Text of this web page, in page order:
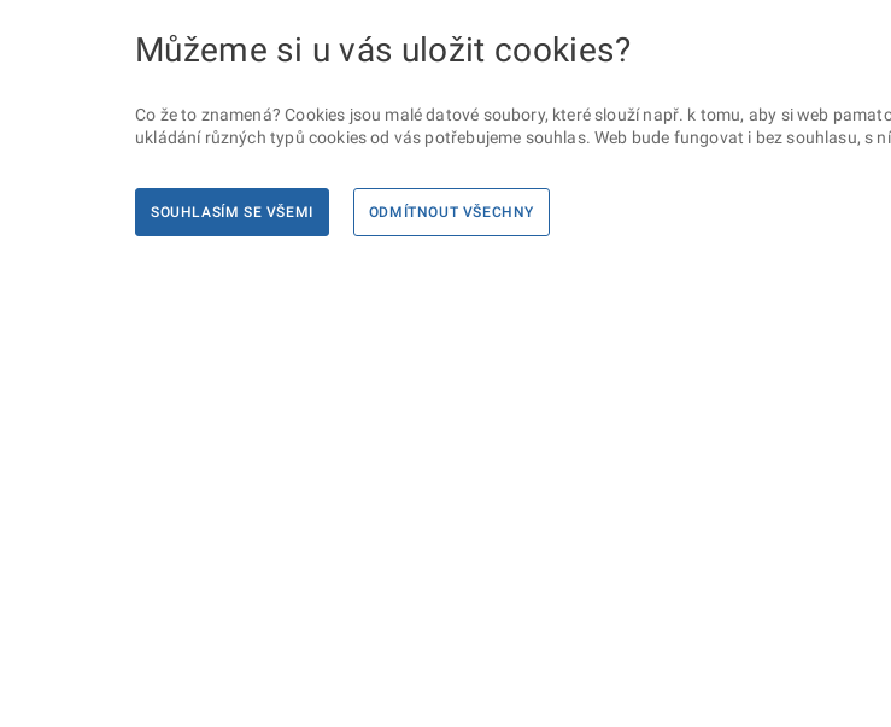
Můžeme si u vás uložit cookies?
Co že to znamená? Cookies jsou malé datové soubory, které slouží např. k tomu, aby si web
ukládání různých typů cookies od vás potřebujeme souhlas. Web bude fungovat i bez souhlasu, s
SOUHLASÍM SE VŠEMI ODMÍTNOUT VŠECHNY